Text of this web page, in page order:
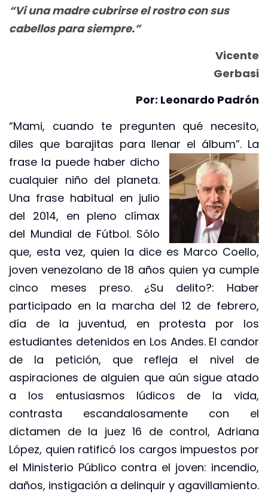
“Vi una madre cubrirse el rostro con sus
cabellos para siempre.”
Vicente
Gerbasi
Por: Leonardo Padrón
“Mami, cuando te pregunten qué necesito,
diles que barajitas para llenar el álbum”. La
frase la puede haber dicho
cualquier niño del planeta.
Una frase habitual en julio
del 2014, en pleno clímax
del Mundial de Fútbol. Sólo
que, esta vez, quien la dice es Marco Coello,
joven venezolano de 18 años quien ya cumple
cinco meses preso. ¿Su delito?: Haber
participado en la marcha del 12 de febrero,
día de la juventud, en protesta por los
estudiantes detenidos en Los Andes. El candor
de la petición, que refleja el nivel de
aspiraciones de alguien que aún sigue atado
a los entusiasmos lúdicos de la vida,
contrasta escandalosamente con el
dictamen de la juez 16 de control, Adriana
López, quien ratificó los cargos impuestos por
el Ministerio Público contra el joven: incendio,
daños, instigación a delinquir y agavillamiento.